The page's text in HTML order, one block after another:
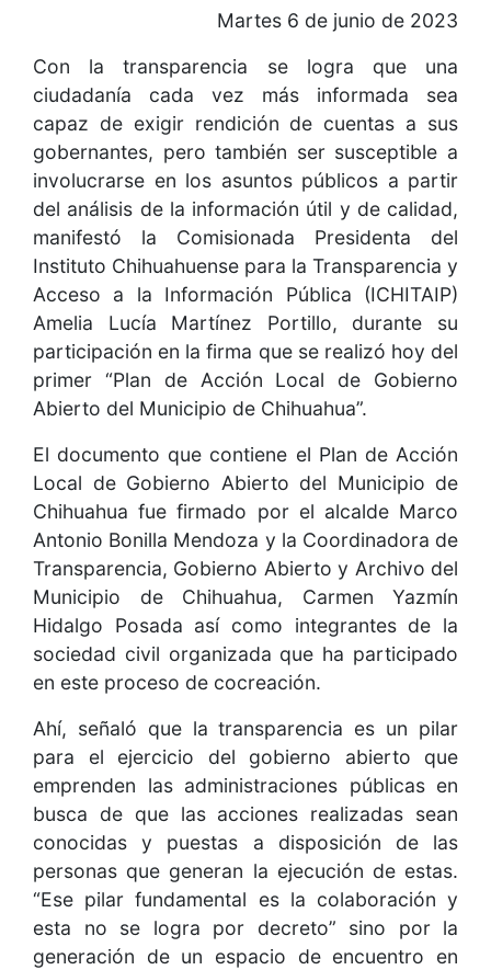
Martes 6 de junio de 2023
Con la transparencia se logra que una
ciudadanía cada vez más informada sea
capaz de exigir rendición de cuentas a sus
gobernantes, pero también ser susceptible a
involucrarse en los asuntos públicos a partir
del análisis de la información útil y de calidad,
manifestó la Comisionada Presidenta del
Instituto Chihuahuense para la Transparencia y
Acceso a la Información Pública (ICHITAIP)
Amelia Lucía Martínez Portillo, durante su
participación en la firma que se realizó hoy del
primer “Plan de Acción Local de Gobierno
Abierto del Municipio de Chihuahua”.
El documento que contiene el Plan de Acción
Local de Gobierno Abierto del Municipio de
Chihuahua fue firmado por el alcalde Marco
Antonio Bonilla Mendoza y la Coordinadora de
Transparencia, Gobierno Abierto y Archivo del
Municipio de Chihuahua, Carmen Yazmín
Hidalgo Posada así como integrantes de la
sociedad civil organizada que ha participado
en este proceso de cocreación.
Ahí, señaló que la transparencia es un pilar
para el ejercicio del gobierno abierto que
emprenden las administraciones públicas en
busca de que las acciones realizadas sean
conocidas y puestas a disposición de las
personas que generan la ejecución de estas.
“Ese pilar fundamental es la colaboración y
esta no se logra por decreto” sino por la
generación de un espacio de encuentro en